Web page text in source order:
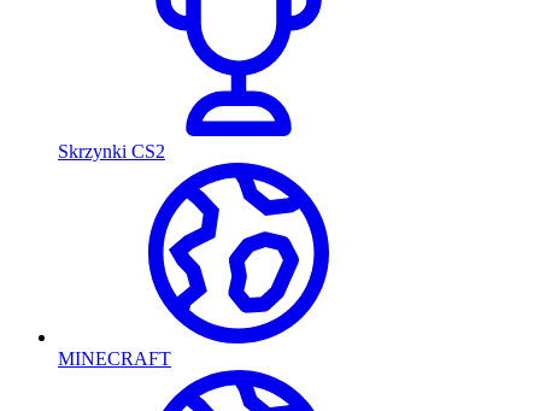
Skrzynki CS2
MINECRAFT